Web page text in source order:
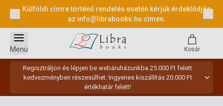
Külföldi címre történő rendelés esetén kérjük érdeklődjön
az info@librabooks.hu címen.
Regisztráljon és lépjen be webáruházunkba 25.000 Ft felett
kedvezményben részesülhet. Ingyenes kiszállítás 20.000 Ft
értékhatár felett!
Menü Kosár